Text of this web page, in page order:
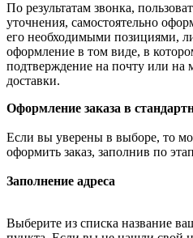
По результатам звонка,
уточнения, самостоятельно
его необходимыми позициями,
оформление в том виде, в
подтверждение на почту или
доставки.
Оформление заказа в
Если вы уверены в выборе, то
оформить заказ, заполнив по
Заполнение адреса
Выберите из списка название